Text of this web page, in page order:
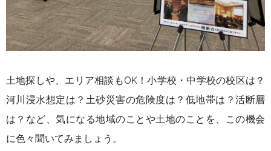
土地探しや、エリア相談もOK！小学校・中学校の校区は？
河川浸水想定は？土砂災害の危険度は？低地帯は？活断層
は？など、気になる地域のことや土地のことを、この機会
に色々聞いてみましょう。